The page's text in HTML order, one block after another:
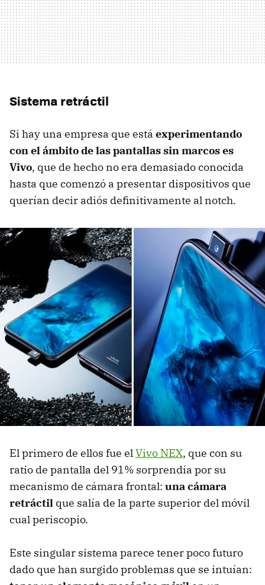
Sistema retráctil
Si hay una empresa que está experimentando
con el ámbito de las pantallas sin marcos es
Vivo, que de hecho no era demasiado conocida
hasta que comenzó a presentar dispositivos que
querían decir adiós definitivamente al notch.
El primero de ellos fue el Vivo NEX, que con su
ratio de pantalla del 91% sorprendía por su
mecanismo de cámara frontal: una cámara
retráctil que salía de la parte superior del móvil
cual periscopio.
Este singular sistema parece tener poco futuro
dado que han surgido problemas que se intuían: